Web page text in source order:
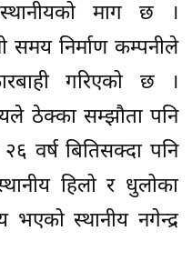
माग छ ।
समय निर्माण कम्पनीले
गरिएको छ ।
ठेक्का सम्झौता पनि
वर्ष बितिसक्दा पनि
हिलो र धुलोका
भएको स्थानीय नगेन्द्र